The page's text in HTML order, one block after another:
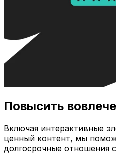
Повысить
Включая интерактивные
ценный контент, мы
долгосрочные отношения